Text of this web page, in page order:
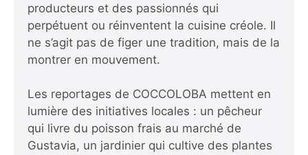
producteurs et des passionnés qui
perpétuent ou réinventent la cuisine créole. Il
ne s’agit pas de figer une tradition, mais de la
montrer en mouvement.
Les reportages de COCCOLOBA mettent en
lumière des initiatives locales : un pêcheur
qui livre du poisson frais au marché de
Gustavia, un jardinier qui cultive des plantes